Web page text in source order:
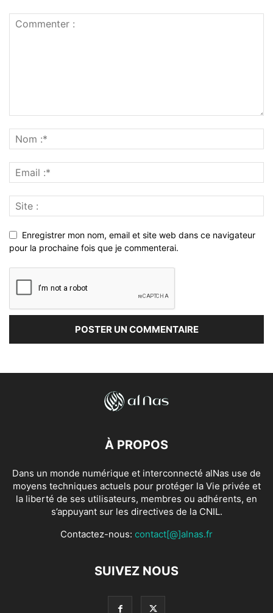
Enregistrer mon nom, email et site web dans ce navigateur
pour la prochaine fois que je commenterai.
À PROPOS
Dans un monde numérique et interconnecté alNas use de
moyens techniques actuels pour protéger la Vie privée et
la liberté de ses utilisateurs, membres ou adhérents, en
s’appuyant sur les directives de la CNIL.
Contactez-nous: contact[@]alnas.fr
SUIVEZ NOUS